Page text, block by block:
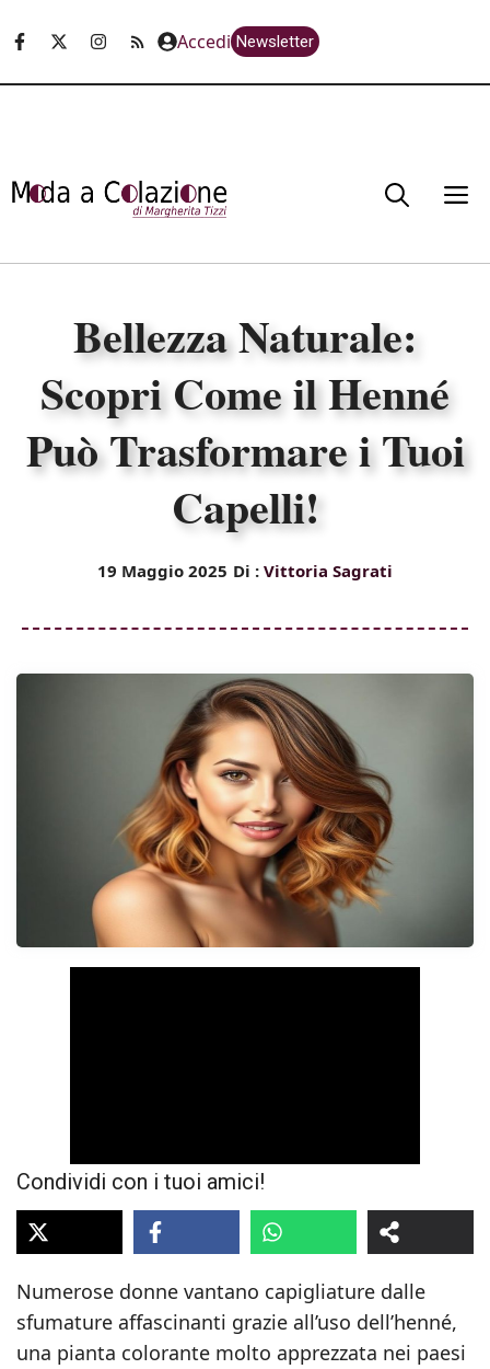
Accedi Newsletter
Bellezza Naturale:
Scopri Come il Henné
Può Trasformare i Tuoi
Capelli!
19 Maggio 2025 Di : Vittoria Sagrati
Condividi con i tuoi amici!
Numerose donne vantano capigliature dalle
sfumature affascinanti grazie all’uso dell’henné,
una pianta colorante molto apprezzata nei paesi